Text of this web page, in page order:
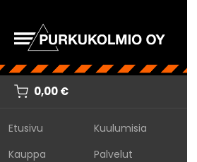
0,00€
Etusivu
Kuulumisia
Kauppa
Palvelut